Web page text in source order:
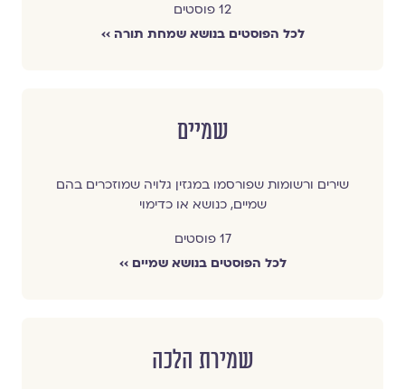
12 פוסטים
לכל הפוסטים בנושא שמחת תורה ››
שמיים
שירים ורשומות שפורסמו במגזין גלויה שמוזכרים בהם
שמיים, כנושא או כדימוי
17 פוסטים
לכל הפוסטים בנושא שמיים ››
שמירת הלכה